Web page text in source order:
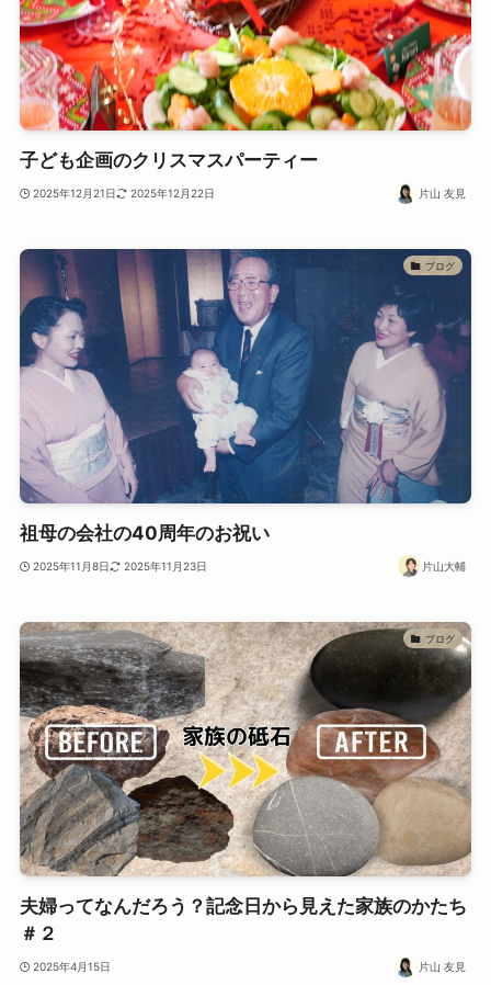
子ども企画のクリスマスパーティー
2025年12月21日 2025年12月22日 片山 友見
ブログ
祖母の会社の40周年のお祝い
2025年11月8日 2025年11月23日 片山大輔
ブログ
夫婦ってなんだろう？記念日から見えた家族のかたち
＃２
2025年4月15日 片山 友見